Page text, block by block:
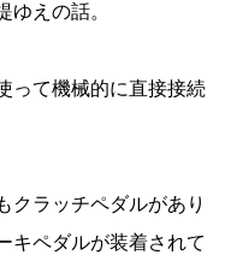
ゆえの話。
って機械的に直接接続
クラッチペダルがあり
キペダルが装着されて